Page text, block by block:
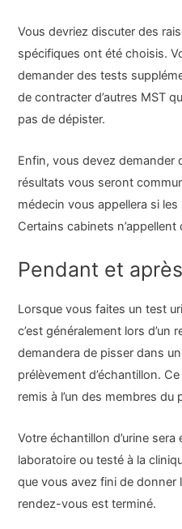
Vous devriez discuter des
spécifiques ont été choisis.
demander des tests
de contracter d’autres MST
pas de dépister.
Enfin, vous devez demander
résultats vous seront
médecin vous appellera si
Certains cabinets
Pendant et
Lorsque vous faites un test
c’est généralement lors d’un
demandera de pisser dans
prélèvement d’échantillon.
remis à l’un des membres du
Votre échantillon d’urine
laboratoire ou testé à la
que vous avez fini de donner
rendez-vous est terminé.